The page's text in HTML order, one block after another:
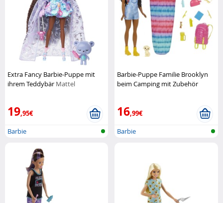
Extra Fancy Barbie-Puppe mit
ihrem Teddybär Mattel
19,95€
Barbie
Barbie-Puppe Familie Brooklyn
beim Camping mit Zubehör
16,99€
Barbie